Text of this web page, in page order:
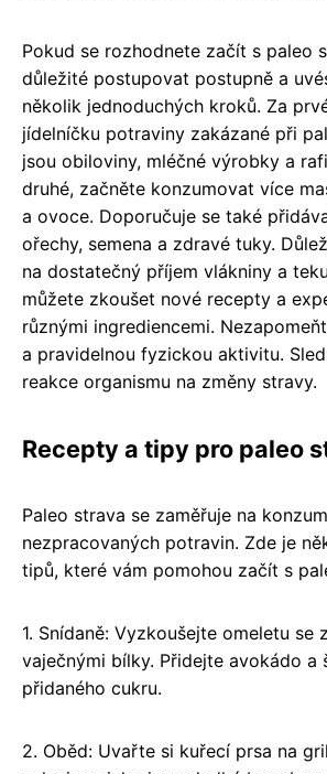
Pokud se rozhodnete začít s paleo
důležité postupovat postupně a
několik jednoduchých kroků. Za
jídelníčku potraviny zakázané při
jsou obiloviny, mléčné výrobky a
druhé, začněte konzumovat více
a ovoce. Doporučuje se také
ořechy, semena a zdravé tuky.
na dostatečný příjem vlákniny a
můžete zkoušet nové recepty a
různými ingrediencemi.
a pravidelnou fyzickou aktivitu.
reakce organismu na změny stravy.
Recepty a tipy pro paleo
Paleo strava se zaměřuje na
nezpracovaných potravin. Zde je
tipů, které vám pomohou začít s
1. Snídaně: Vyzkoušejte omeletu se
vaječnými bílky. Přidejte avokádo a
přidaného cukru.
2. Oběd: Uvařte si kuřecí prsa na